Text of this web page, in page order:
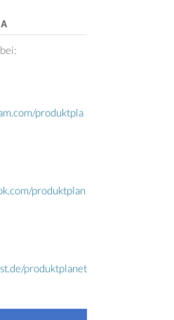
produktpla
produktplan
produktplanet